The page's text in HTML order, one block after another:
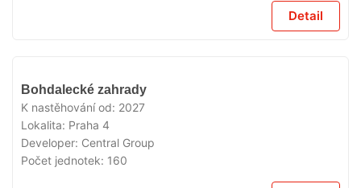
Detail
Bohdalecké zahrady
K nastěhování od: 2027
Lokalita: Praha 4
Developer: Central Group
Počet jednotek: 160